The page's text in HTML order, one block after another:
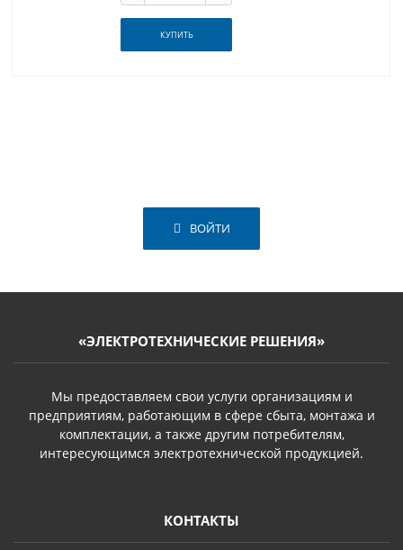
КУПИТЬ
ВОЙТИ
«ЭЛЕКТРОТЕХНИЧЕСКИЕ РЕШЕНИЯ»
Мы предоставляем свои услуги организациям и
предприятиям, работающим в сфере сбыта, монтажа и
комплектации, а также другим потребителям,
интересующимся электротехнической продукцией.
КОНТАКТЫ